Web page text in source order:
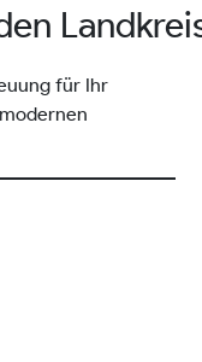
für Ihr